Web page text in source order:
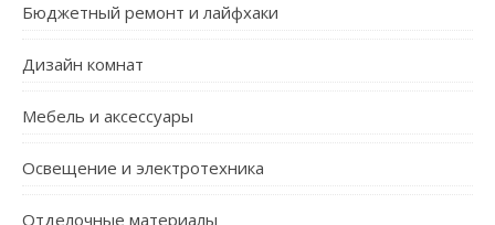
Бюджетный ремонт и лайфхаки
Дизайн комнат
Мебель и аксессуары
Освещение и электротехника
Отделочные материалы